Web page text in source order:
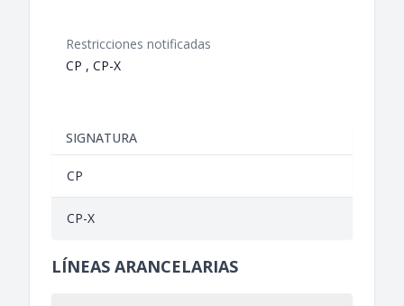
Restricciones notificadas
CP , CP-X
SIGNATURA
CP
CP-X
LÍNEAS ARANCELARIAS